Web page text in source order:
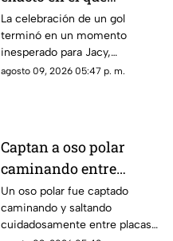
futbolista cae a túnel
tras festejar un gol y
termina lesionado
La celebración de un gol
terminó en un momento
inesperado para Jacy,
futbolista brasileño del
agosto 09, 2026 05:47 p. m.
Captan a oso polar
caminando entre
bloques de hielo sobre
el mar Ártico
Un oso polar fue captado
caminando y saltando
cuidadosamente entre placas